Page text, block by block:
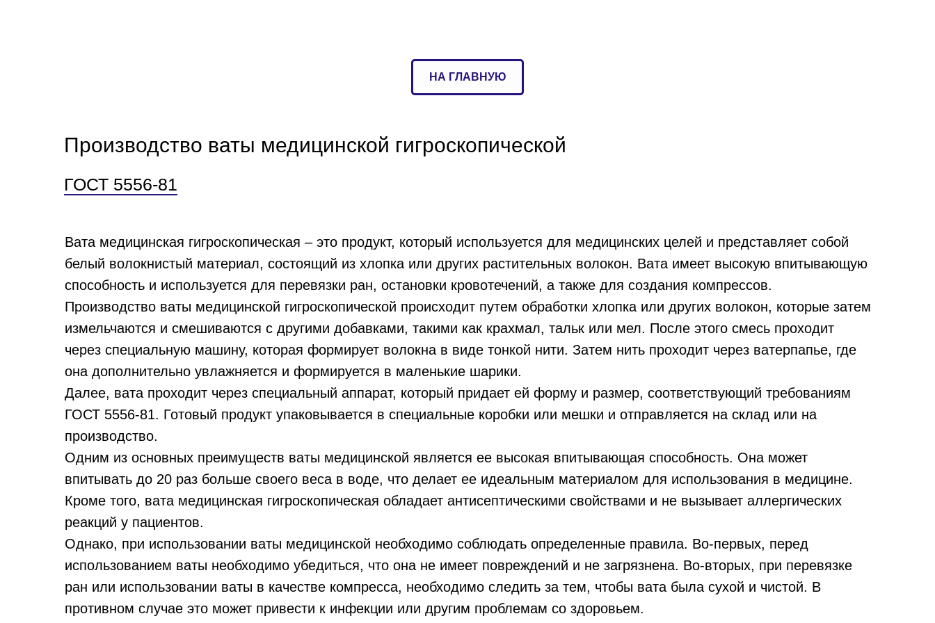
Производство ваты медицинской гигроскопической
Вата медицинская гигроскопическая – это продукт, который используется для медицинских целей и представляет собой
белый волокнистый материал, состоящий из хлопка или других растительных волокон. Вата имеет высокую впитывающую
способность и используется для перевязки ран, остановки кровотечений, а также для создания компрессов.
Производство ваты медицинской гигроскопической происходит путем обработки хлопка или других волокон, которые затем
измельчаются и смешиваются с другими добавками, такими как крахмал, тальк или мел. После этого смесь проходит
через специальную машину, которая формирует волокна в виде тонкой нити. Затем нить проходит через ватерпапье, где
она дополнительно увлажняется и формируется в маленькие шарики.
Далее, вата проходит через специальный аппарат, который придает ей форму и размер, соответствующий требованиям
ГОСТ 5556-81. Готовый продукт упаковывается в специальные коробки или мешки и отправляется на склад или на
производство.
Одним из основных преимуществ ваты медицинской является ее высокая впитывающая способность. Она может
впитывать до 20 раз больше своего веса в воде, что делает ее идеальным материалом для использования в медицине.
Кроме того, вата медицинская гигроскопическая обладает антисептическими свойствами и не вызывает аллергических
реакций у пациентов.
Однако, при использовании ваты медицинской необходимо соблюдать определенные правила. Во-первых, перед
использованием ваты необходимо убедиться, что она не имеет повреждений и не загрязнена. Во-вторых, при перевязке
ран или использовании ваты в качестве компресса, необходимо следить за тем, чтобы вата была сухой и чистой. В
противном случае это может привести к инфекции или другим проблемам со здоровьем.
ГОСТ 5556-81
НА ГЛАВНУЮ